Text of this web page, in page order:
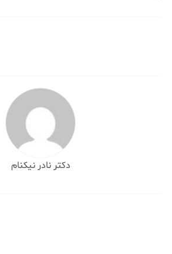
دکتر نادر نیکنام